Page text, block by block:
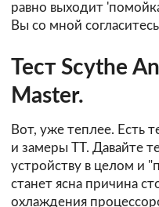
равно выходит
Вы со мной
Тест Scythe
Master.
Вот, уже теплее. Есть
и замеры ТТ. Давайте
устройству в целом и
станет ясна причина
охлаждения